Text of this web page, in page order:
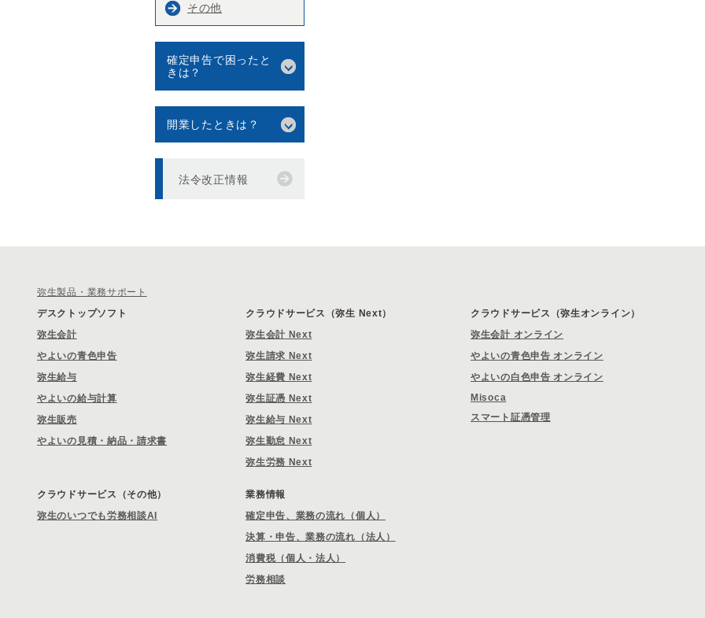
その他
確定申告で困ったと
きは？
開業したときは？
法令改正情報
弥生製品・業務サポート
デスクトップソフト
弥生会計
やよいの青色申告
弥生給与
やよいの給与計算
弥生販売
やよいの見積・納品・請求書
クラウドサービス（弥生 Next）
弥生会計 Next
弥生請求 Next
弥生経費 Next
弥生証憑 Next
弥生給与 Next
弥生勤怠 Next
弥生労務 Next
クラウドサービス（弥生オンライン）
弥生会計 オンライン
やよいの青色申告 オンライン
やよいの白色申告 オンライン
Misoca
スマート証憑管理
クラウドサービス（その他）
弥生のいつでも労務相談AI
業務情報
確定申告、業務の流れ（個人）
決算・申告、業務の流れ（法人）
消費税（個人・法人）
労務相談